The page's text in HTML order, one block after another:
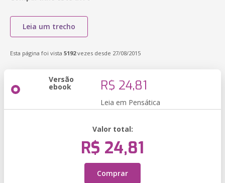
Leia um trecho
Esta página foi vista 5192vezes desde 27/08/2015
Versão
ebook R$ 24,81
Leia em Pensática
Valor total:
R$ 24,81
Comprar